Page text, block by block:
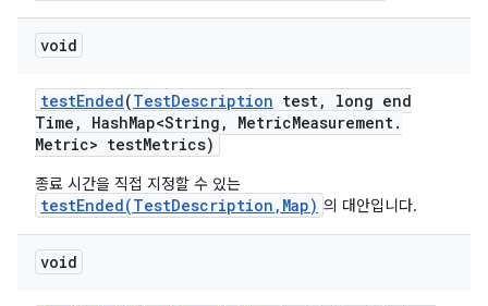
void
testEnded(TestDescription test,
long end
Time , HashMap<String , MetricMeasurement.
Metric> testMetrics)
종료 시간을 직접 지정할 수 있는
testEnded(TestDescription,Map) 의 대안입니다.
void